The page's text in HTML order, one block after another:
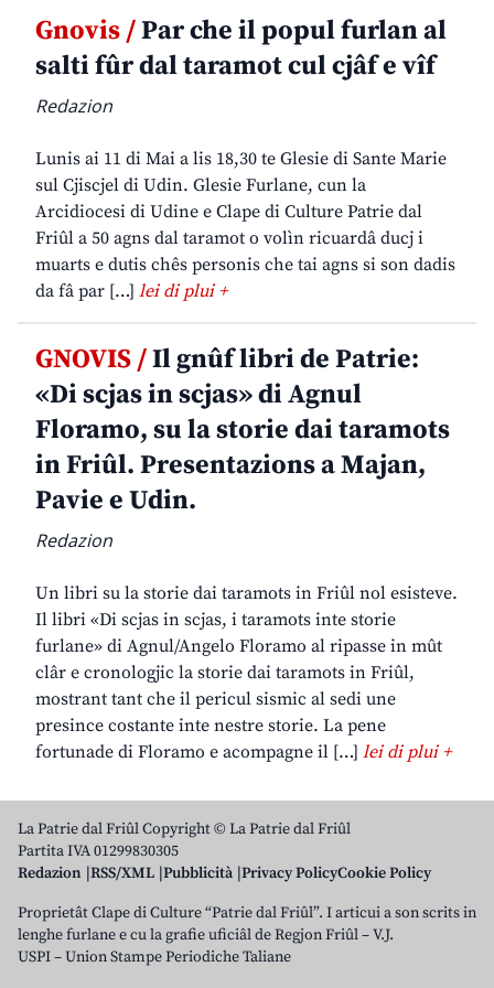
Gnovis /Par che il popul furlan al
salti fûr dal taramot cul cjâf e vîf
Redazion
Lunis ai 11 di Mai a lis 18,30 te Glesie di Sante Marie
sul Cjiscjel di Udin. Glesie Furlane, cun la
Arcidiocesi di Udine e Clape di Culture Patrie dal
Friûl a 50 agns dal taramot o volìn ricuardâ ducj i
muarts e dutis chês personis che tai agns si son dadis
da fâ par […] lei di plui +
GNOVIS /Il gnûf libri de Patrie:
«Di scjas in scjas» di Agnul
Floramo, su la storie dai taramots
in Friûl. Presentazions a Majan,
Pavie e Udin.
Redazion
Un libri su la storie dai taramots in Friûl nol esisteve.
Il libri «Di scjas in scjas, i taramots inte storie
furlane» di Agnul/Angelo Floramo al ripasse in mût
clâr e cronologjic la storie dai taramots in Friûl,
mostrant tant che il pericul sismic al sedi une
presince costante inte nestre storie. La pene
fortunade di Floramo e acompagne il […] lei di plui +
La Patrie dal Friûl Copyright © La Patrie dal Friûl
Partita IVA 01299830305
Redazion RSS/XML Pubblicità Privacy PolicyCookie Policy
Proprietât Clape di Culture “Patrie dal Friûl”. I articui a son scrits in
lenghe furlane e cu la grafie uficiâl de Regjon Friûl – V.J.
USPI – Union Stampe Periodiche Taliane